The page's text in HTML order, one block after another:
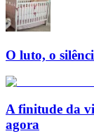
O luto, o
A finitude da
agora